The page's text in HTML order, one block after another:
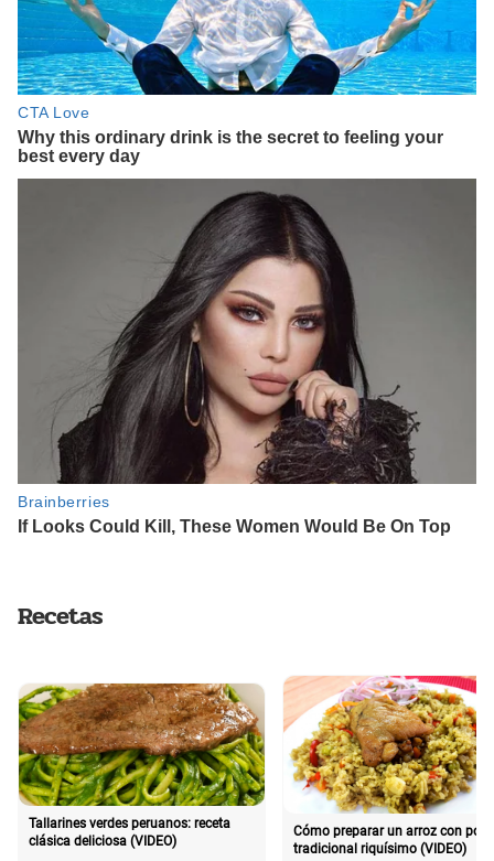
Recetas
Tallarines verdes peruanos: receta
clásica deliciosa (VIDEO)
Cómo preparar un arroz con pollo
tradicional riquísimo (VIDEO)